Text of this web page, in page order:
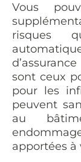
Vous
risques
sont ceux
pour les
peuvent
au
apportées à